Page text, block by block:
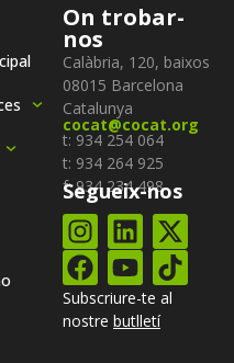
On trobar-
nos
Calàbria, 120, baixos
08015 Barcelona
Catalunya
cocat@cocat.org
t: 934 254 064
t: 934 264 925
f: 934 234 498
Segueix-nos
Subscriure-te al
nostre butlletí